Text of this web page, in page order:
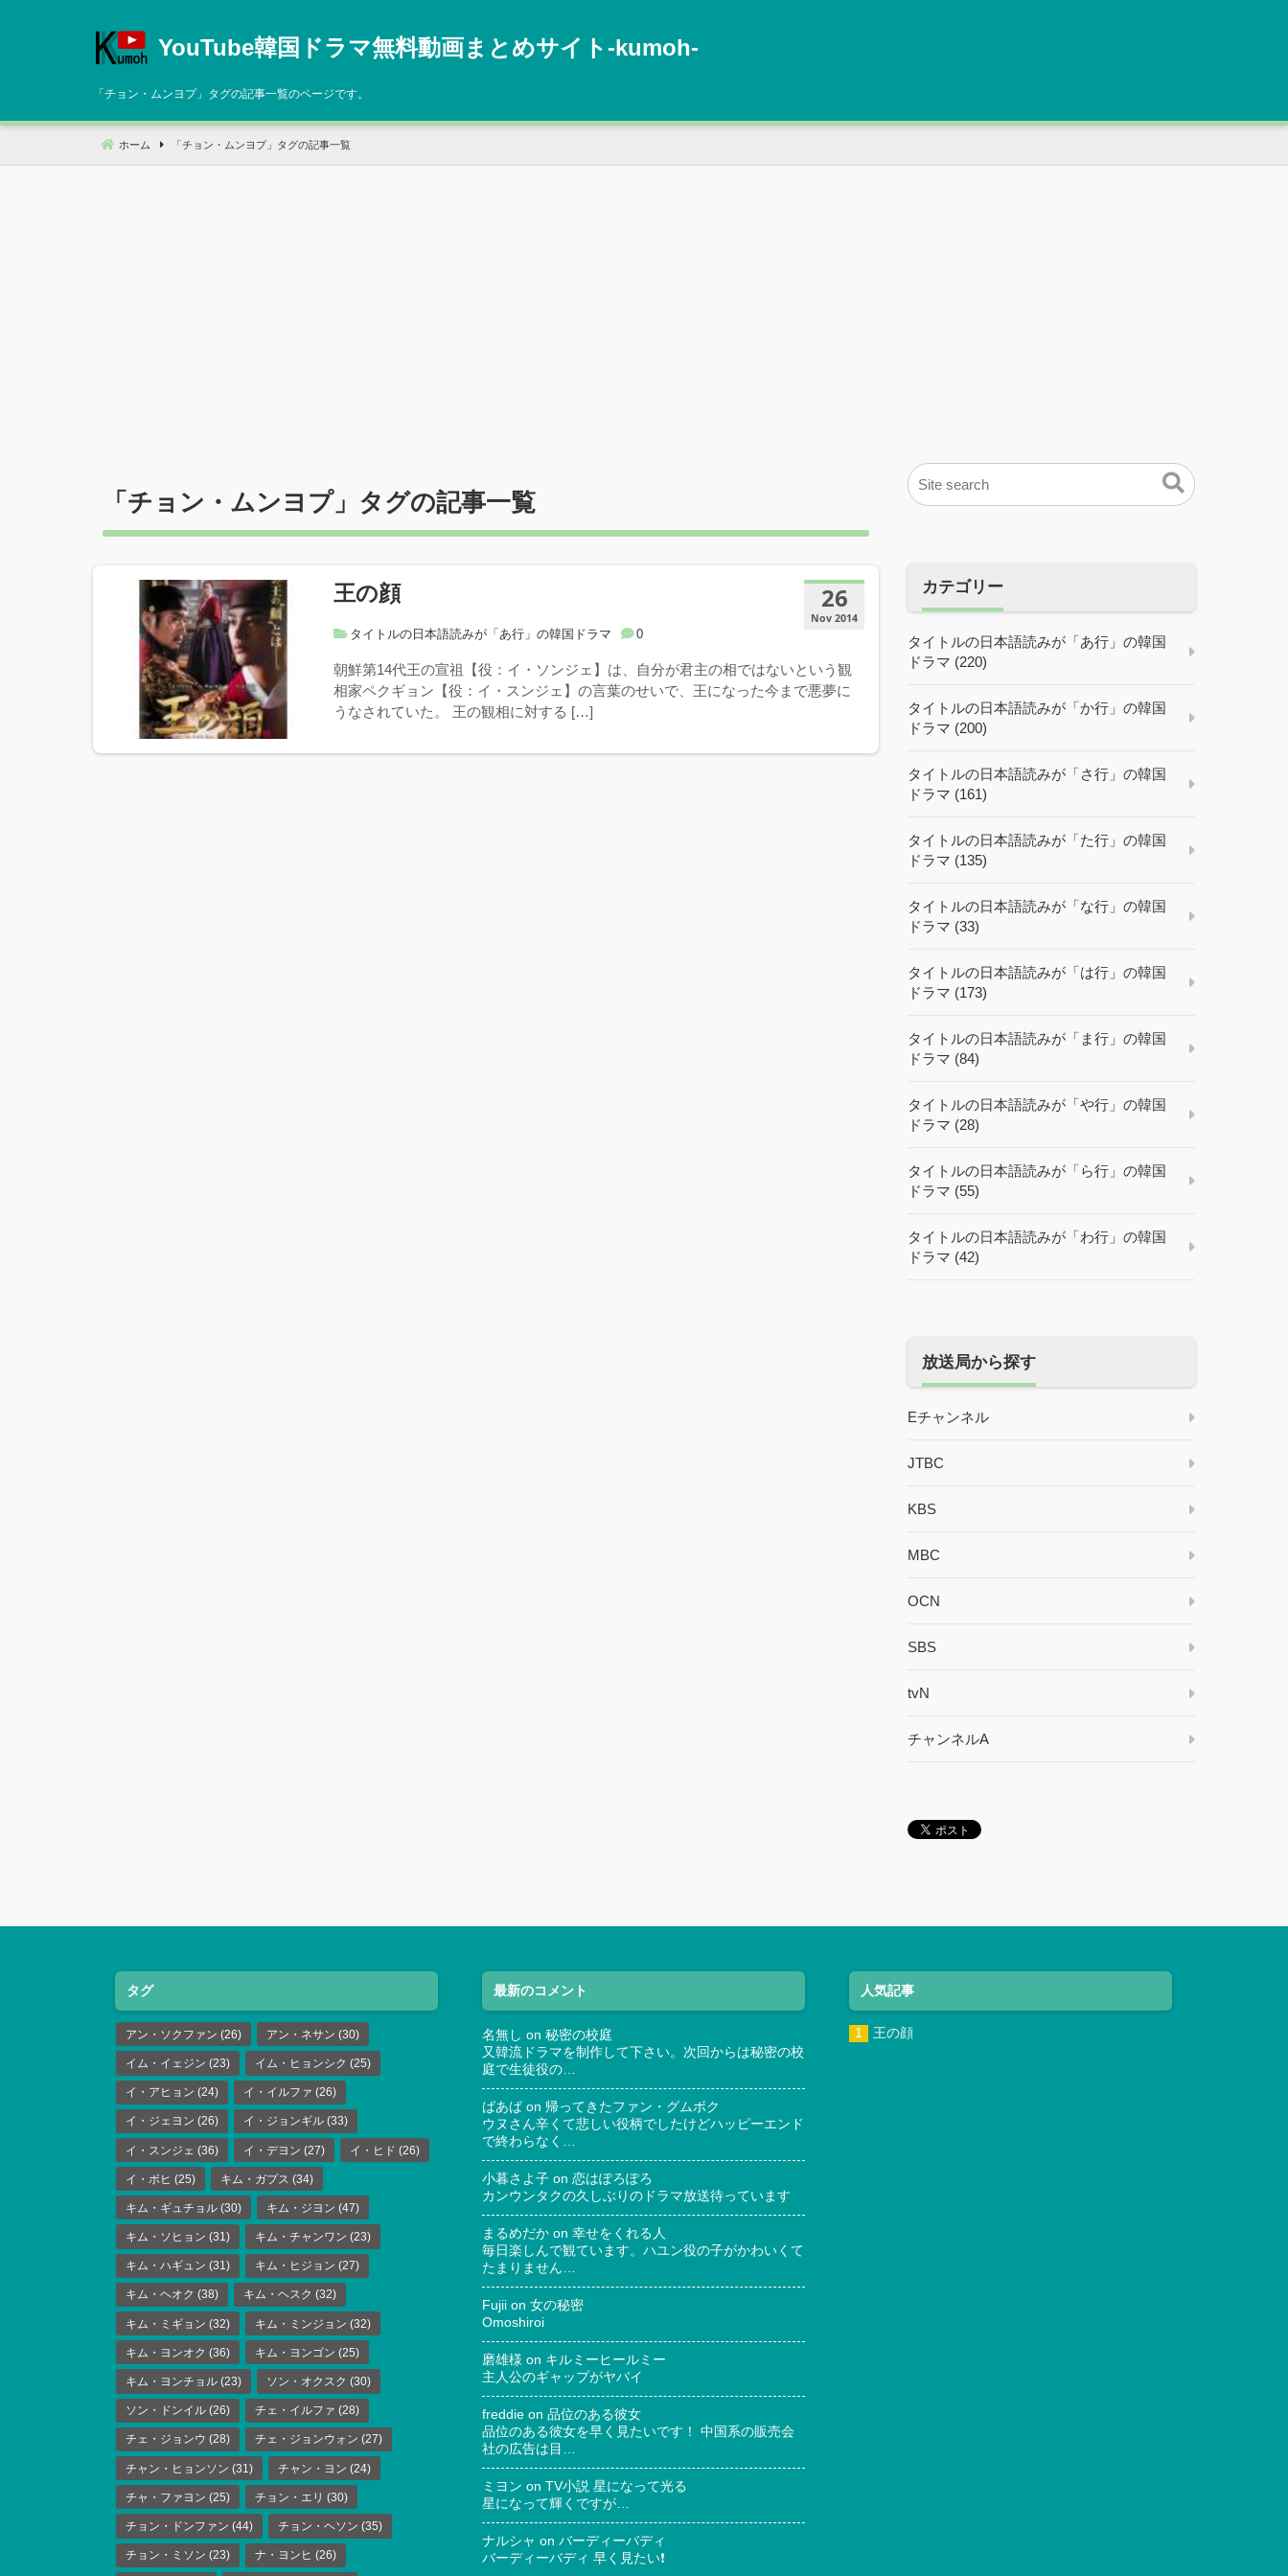
へ
動
YouTube韓国ドラマ無料動画まとめサイト‐kumoh‐
「 チョン・ムンヨプ」タグの記事一覧のページです。
ホーム 「 チョン・ムンヨプ」タグの記事一覧
「 チョン・ムンヨプ」タグの記事一覧
26
Nov 2014
王の顔
タイトルの日本語読みが「あ行」の韓国ドラマ 0
朝鮮第14代王の宣祖【役：イ・ソンジェ】は、自分が君主の相ではないという観
相家ペクギョン【役：イ・スンジェ】の言葉のせいで、王になった今まで悪夢に
うなされていた。 王の観相に対する […]
カテゴリー
タイトルの日本語読みが「あ行」の韓国
ドラマ (220)
タイトルの日本語読みが「か行」の韓国
ドラマ (200)
タイトルの日本語読みが「さ行」の韓国
ドラマ (161)
タイトルの日本語読みが「た行」の韓国
ドラマ (135)
タイトルの日本語読みが「な行」の韓国
ドラマ (33)
タイトルの日本語読みが「は行」の韓国
ドラマ (173)
タイトルの日本語読みが「ま行」の韓国
ドラマ (84)
タイトルの日本語読みが「や行」の韓国
ドラマ (28)
タイトルの日本語読みが「ら行」の韓国
ドラマ (55)
タイトルの日本語読みが「わ行」の韓国
ドラマ (42)
放送局から探す
Eチャンネル
JTBC
KBS
MBC
OCN
SBS
tvN
チャンネルA
タグ
アン・ソクファン (26) アン・ネサン (30)
イム・イェジン (23) イム・ヒョンシク (25)
イ・アヒョン (24) イ・イルファ (26)
イ・ジェヨン (26) イ・ジョンギル (33)
イ・スンジェ (36) イ・デヨン (27) イ・ヒド (26)
イ・ボヒ (25) キム・ガプス (34)
キム・ギュチョル (30) キム・ジヨン (47)
キム・ソヒョン (31) キム・チャンワン (23)
キム・ハギュン (31) キム・ヒジョン (27)
キム・ヘオク (38) キム・ヘスク (32)
キム・ミギョン (32) キム・ミンジョン (32)
キム・ヨンオク (36) キム・ヨンゴン (25)
キム・ヨンチョル (23) ソン・オクスク (30)
ソン・ドンイル (26) チェ・イルファ (28)
チェ・ジョンウ (28) チェ・ジョンウォン (27)
チャン・ヒョンソン (31) チャン・ヨン (24)
チャ・ファヨン (25) チョン・エリ (30)
チョン・ドンファン (44) チョン・ヘソン (35)
チョン・ミソン (23) ナ・ヨンヒ (26)
最新のコメント
名無し on 秘密の校庭
又韓流ドラマを制作して下さい。次回からは秘密の校
庭で生徒役の…
ばあば on 帰ってきたファン・グムボク
ウヌさん辛くて悲しい役柄でしたけどハッピーエンド
で終わらなく…
小暮さよ子 on 恋はぽろぽろ
カンウンタクの久しぶりのドラマ放送待っています
まるめだか on 幸せをくれる人
毎日楽しんで観ています。ハユン役の子がかわいくて
たまりません…
Fujii on 女の秘密
Omoshiroi
磨雄様 on キルミーヒールミー
主人公のギャップがヤバイ
freddie on 品位のある彼女
品位のある彼女を早く見たいです！ 中国系の販売会
社の広告は目…
ミヨン on TV小説 星になって光る
星になって輝くですが…
ナルシャ on バーディーバディ
バーディーバディ 早く見たい❗
人気記事
王の顔